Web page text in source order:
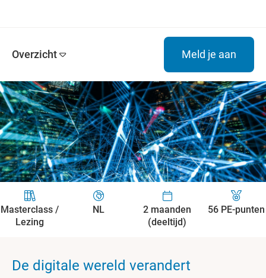
Overzicht Meld je aan
Masterclass /
Lezing
NL
2 maanden
(deeltijd)
56 PE-punten
De digitale wereld verandert